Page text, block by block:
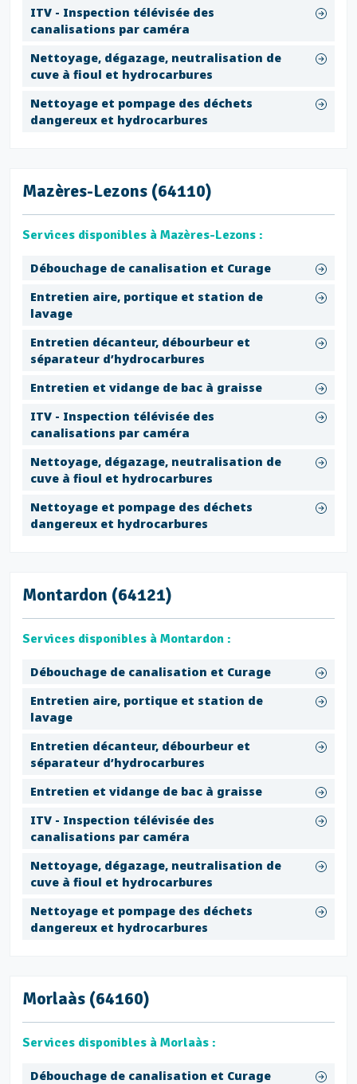
ITV - Inspection télévisée des
canalisations par caméra
Nettoyage, dégazage, neutralisation de
cuve à fioul et hydrocarbures
Nettoyage et pompage des déchets
dangereux et hydrocarbures
Mazères-Lezons (64110)
Services disponibles à Mazères-Lezons :
Débouchage de canalisation et Curage
Entretien aire, portique et station de
lavage
Entretien décanteur, débourbeur et
séparateur d’hydrocarbures
Entretien et vidange de bac à graisse
ITV - Inspection télévisée des
canalisations par caméra
Nettoyage, dégazage, neutralisation de
cuve à fioul et hydrocarbures
Nettoyage et pompage des déchets
dangereux et hydrocarbures
Montardon (64121)
Services disponibles à Montardon :
Débouchage de canalisation et Curage
Entretien aire, portique et station de
lavage
Entretien décanteur, débourbeur et
séparateur d’hydrocarbures
Entretien et vidange de bac à graisse
ITV - Inspection télévisée des
canalisations par caméra
Nettoyage, dégazage, neutralisation de
cuve à fioul et hydrocarbures
Nettoyage et pompage des déchets
dangereux et hydrocarbures
Morlaàs (64160)
Services disponibles à Morlaàs :
Débouchage de canalisation et Curage